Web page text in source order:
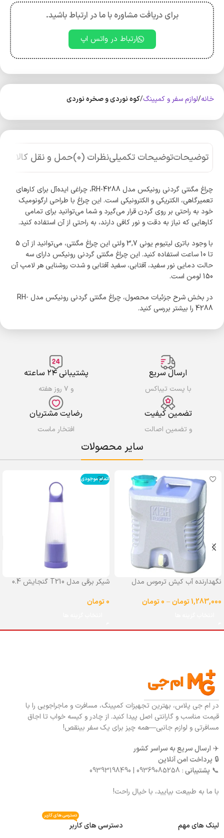
برای دریافت مشاوره با ما در ارتباط باشید.
ارتباط در واتس اپ
خانه لوازم سفر و کمپینگ کوه‌ نوردی و صخره نوردی
توضیحاتتوضیحات تکمیلینظرات (0) حمل و نقل کالا
چراغ مگنتی گردنی رونیکس مدل RH-4288، چراغی ایده‌آل برای کارهای
تعمیرگاهی، الکتریکی و الکترونیکی است. این چراغ با طراحی ارگونومیک
خود به راحتی بر روی گردن قرار می‌گیرد و شما می‌توانید برای تمامی
کارهایی که نیاز به دقت و نور کافی دارند، به راحتی از آن استفاده کنید.
با وجود باتری لیتیوم یونی 3,7 ولتی این چراغ مگنتی، می‌توانید از آن 5
تا 10 ساعت استفاده کنید. این چراغ مگنتی گردنی رونیکس دارای سه
حالت دمایی نور سفید، آفتابی، سفید آفتابی و شدت روشنایی هر لامپ آن
150 لومن است.
در بخش شرح جزئیات محصول، چراغ مگنتی گردنی رونیکس مدل RH-
4288 را بیشتر بررسی کنید.
ارسال سریع
با پست تیباکس
پشتیبانی ۲۴ ساعته
و ۷ روز هفته
تضمین کیفیت
و تضمین اصالت
رضایت مشتریان
افتخار ماست
سایر محصولات
نگهدارنده آب کیش ترموس مدل
1,283,000تومان–
0تومان
اتمام موجودی
شیکر برقی مدل T210 گنجایش 0.4
0تومان
در ام جی پلاس، بهترین تجهیزات کمپینگ، مسافرت و ماجراجویی را با
قیمت مناسب و گارانتی اصل پیدا کنید. از چادر و کیسه خواب تا اجاق
مسافرتی و لوازم جانبی—همه چیز برای یک سفر بینقص!
✈️ ارسال سریع به سراسر کشور
🔒 پرداخت امن آنلاین
📞 پشتیبانی: 09369085258 | 09393198490
با ما به طبیعت بیایید، با خیال راحت!
لینک های مهم
دسترسی های کاربر
دسترسی های کاربر